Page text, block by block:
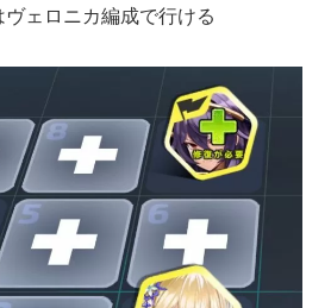
ェロニカ編成で行ける